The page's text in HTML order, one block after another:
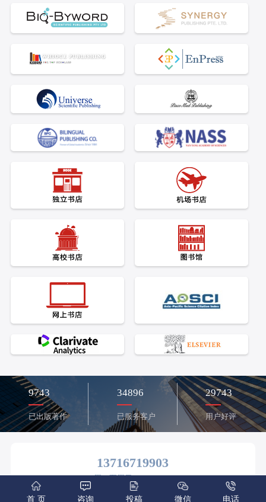
编委不
可编委的
加分也多
章。写出来的作品基本都是发表而不
是发表，这也是我们说作品一般不能
作为论文的原因。 其次，发表作
有差异。发表的字
分是上
9743
已出版著作
34896
已服务客户
29743
用户好评
13716719903
周一至周日9:00 - 22:00
zazhibest@sina.com 487671807
首 页 咨询 投稿 微信 电话